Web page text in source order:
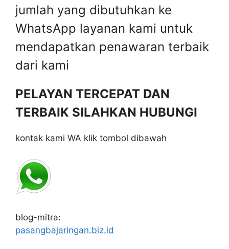
jumlah yang dibutuhkan ke
WhatsApp layanan kami untuk
mendapatkan penawaran terbaik
dari kami
PELAYAN TERCEPAT DAN
TERBAIK SILAHKAN HUBUNGI
kontak kami WA klik tombol dibawah
blog-mitra:
pasangbajaringan.biz.id